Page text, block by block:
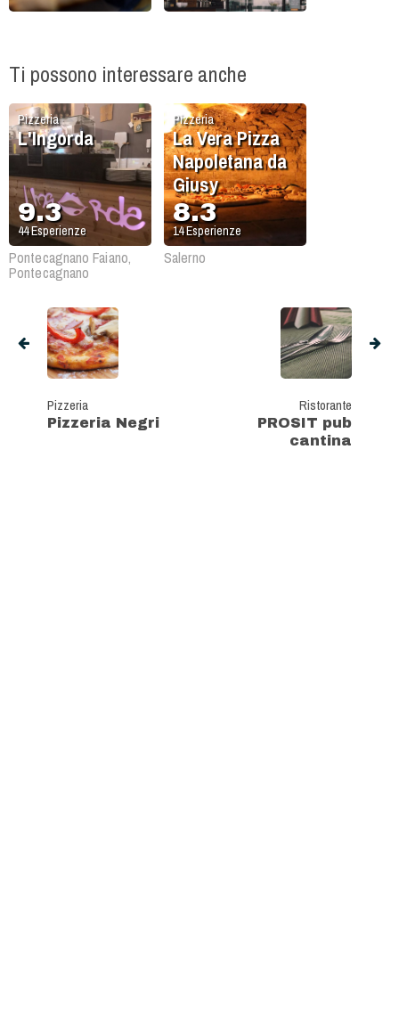
Ti possono interessare anche
Pizzeria
L'Ingorda
9.3
44Esperienze
Pontecagnano Faiano,
Pontecagnano
Pizzeria
La Vera Pizza
Napoletana da
Giusy
8.3
14Esperienze
Salerno
Pizzeria
Pizzeria Negri
Ristorante
PROSIT pub
cantina